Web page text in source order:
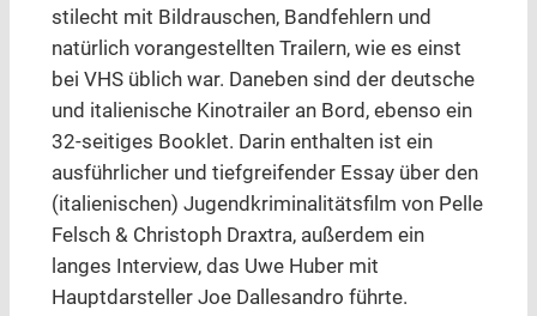
stilecht mit Bildrauschen, Bandfehlern und
natürlich vorangestellten Trailern, wie es einst
bei VHS üblich war. Daneben sind der deutsche
und italienische Kinotrailer an Bord, ebenso ein
32-seitiges Booklet. Darin enthalten ist ein
ausführlicher und tiefgreifender Essay über den
(italienischen) Jugendkriminalitätsfilm von Pelle
Felsch & Christoph Draxtra, außerdem ein
langes Interview, das Uwe Huber mit
Hauptdarsteller Joe Dallesandro führte.